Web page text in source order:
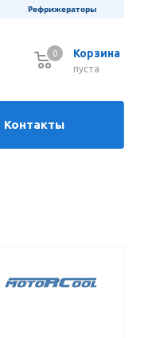
Рефрижераторы
Корзина
0
пуста
0
Контакты